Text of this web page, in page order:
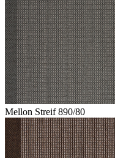
Mellon Streif 890/80